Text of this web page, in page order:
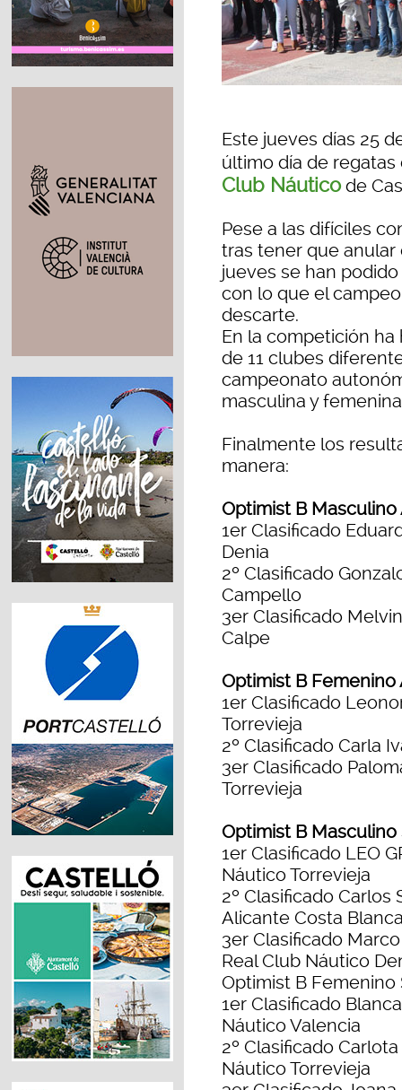
Este jueves días 25
último día de
Club Náuticode
Pese a las difíciles
tras tener que anular
jueves se han
con lo que el
descarte.
En la competición
de 11 clubes
campeonato
masculina y
Finalmente los
manera:
Optimist B
1er Clasificado
Denia
2º Clasificado
Campello
3er Clasificado
Calpe
Optimist B
1er Clasificado
Torrevieja
2º Clasificado Carla
3er Clasificado
Torrevieja
Optimist B Masculino
1er Clasificado LEO
Náutico Torrevieja
2º Clasificado
Alicante Costa
3er Clasificado
Real Club Náutico
Optimist B Femenino
1er Clasificado
Náutico Valencia
2º Clasificado
Náutico Torrevieja